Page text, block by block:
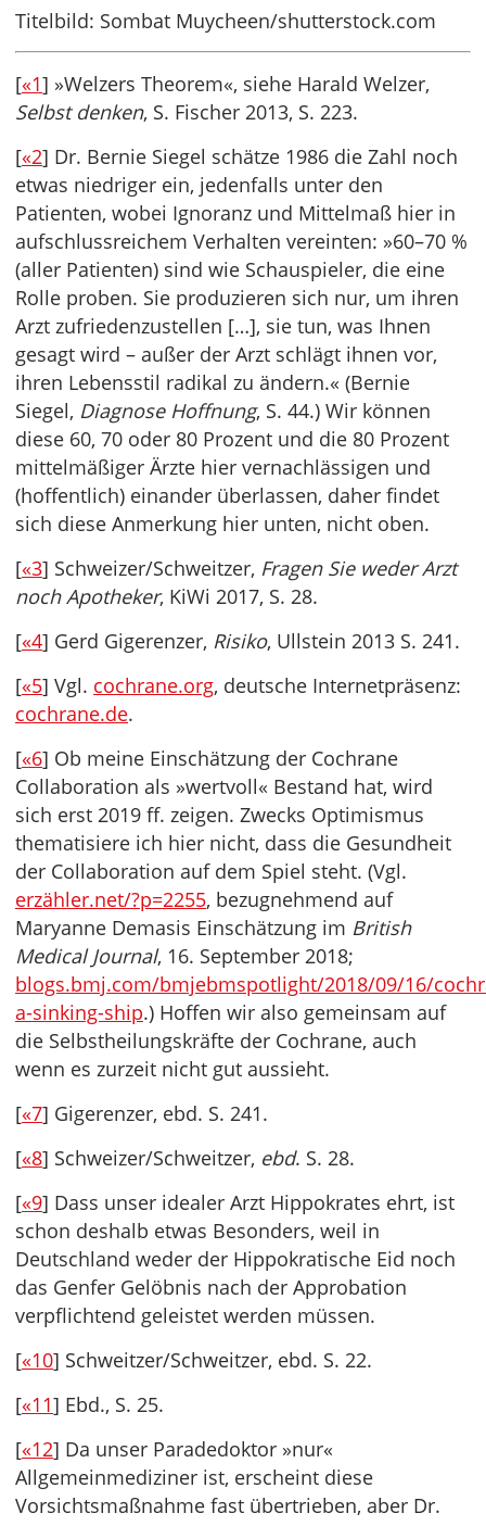
Titelbild: Sombat Muycheen/shutterstock.com
[«1] »Welzers Theorem«, siehe Harald Welzer,
Selbst denken, S. Fischer 2013, S. 223.
[«2] Dr. Bernie Siegel schätze 1986 die Zahl noch
etwas niedriger ein, jedenfalls unter den
Patienten, wobei Ignoranz und Mittelmaß hier in
aufschlussreichem Verhalten vereinten: »60–70 %
(aller Patienten) sind wie Schauspieler, die eine
Rolle proben. Sie produzieren sich nur, um ihren
Arzt zufriedenzustellen […], sie tun, was Ihnen
gesagt wird – außer der Arzt schlägt ihnen vor,
ihren Lebensstil radikal zu ändern.« (Bernie
Siegel, Diagnose Hoffnung, S. 44.) Wir können
diese 60, 70 oder 80 Prozent und die 80 Prozent
mittelmäßiger Ärzte hier vernachlässigen und
(hoffentlich) einander überlassen, daher findet
sich diese Anmerkung hier unten, nicht oben.
[«3] Schweizer/Schweitzer, Fragen Sie weder Arzt
noch Apotheker, KiWi 2017, S. 28.
[«4] Gerd Gigerenzer, Risiko, Ullstein 2013 S. 241.
[«5] Vgl. cochrane.org, deutsche Internetpräsenz:
cochrane.de.
[«6] Ob meine Einschätzung der Cochrane
Collaboration als »wertvoll« Bestand hat, wird
sich erst 2019 ff. zeigen. Zwecks Optimismus
thematisiere ich hier nicht, dass die Gesundheit
der Collaboration auf dem Spiel steht. (Vgl.
erzähler.net/?p=2255, bezugnehmend auf
Maryanne Demasis Einschätzung im British
Medical Journal, 16. September 2018;
blogs.bmj.com/bmjebmspotlight/2018/09/16/
a-sinking-ship.) Hoffen wir also gemeinsam auf
die Selbstheilungskräfte der Cochrane, auch
wenn es zurzeit nicht gut aussieht.
[«7] Gigerenzer, ebd. S. 241.
[«8] Schweizer/Schweitzer, ebd. S. 28.
[«9] Dass unser idealer Arzt Hippokrates ehrt, ist
schon deshalb etwas Besonders, weil in
Deutschland weder der Hippokratische Eid noch
das Genfer Gelöbnis nach der Approbation
verpflichtend geleistet werden müssen.
[«10] Schweitzer/Schweitzer, ebd. S. 22.
[«11] Ebd., S. 25.
[«12] Da unser Paradedoktor »nur«
Allgemeinmediziner ist, erscheint diese
Vorsichtsmaßnahme fast übertrieben, aber Dr.